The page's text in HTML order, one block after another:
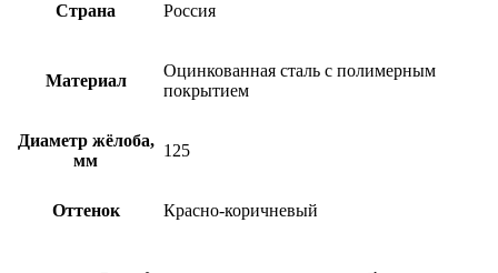
Страна Россия
Материал
Оцинкованная сталь с полимерным
покрытием
Диаметр жёлоба,
мм
125
Оттенок Красно-коричневый